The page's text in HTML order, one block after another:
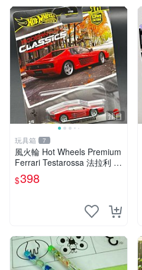
注目
玩具箱 7
風火輪 Hot Wheels Premium
Ferrari Testarossa 法拉利 M
odern Classics 2號
$398